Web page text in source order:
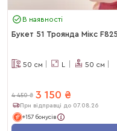
В наявності
Букет 51 Троянда Мікс F825
50 см L 50 см
4 450 ₴ 3 150 ₴
При відправці до 07.08.26
+157 бонусів